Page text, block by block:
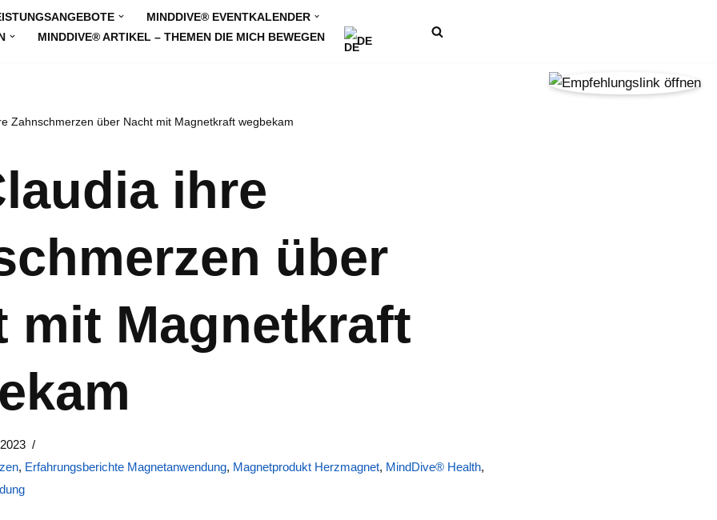
MINDDIVE® EVENTKALENDER
MINDDIVE® ARTIKEL – THEMEN DIE MICH BEWEGEN DE
Zahnschmerzen über Nacht mit Magnetkraft wegbekam
ihre
über
mit Magnetkraft
, Erfahrungsberichte Magnetanwendung, Magnetprodukt Herzmagnet, MindDive® Health,